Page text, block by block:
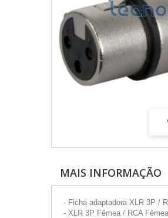
MAIS INFORMAÇÃO
- Ficha adaptadora XLR 3P /
- XLR 3P Fêmea / RCA Fêmea